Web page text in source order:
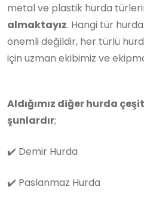
metal ve plastik hurda
almaktayız. Hangi tür
önemli değildir, her türlü
için uzman ekibimiz ve
Aldığımız diğer hurda
şunlardır;
✔️ Demir Hurda
✔️ Paslanmaz Hurda